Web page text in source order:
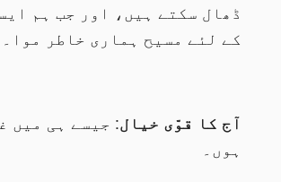
ڈھال سکتے ہیں، اور جب ہم
کے لئے مسیح ہماری خاطر موا۔
آج کا قوّی خیال: جیسے ہی میں
ہوں۔